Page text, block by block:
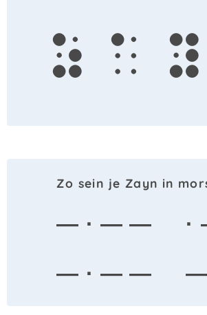
z a y
Zo sein je Zayn in
— · — —
·
— · — —
—